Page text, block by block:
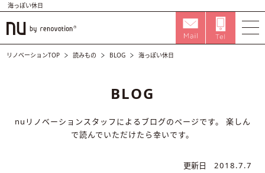
海っぽい休日
リノベーションTOP 読みもの BLOG 海っぽい休日
BLOG
nuリノベーションスタッフによるブログのページです。
楽しん
で読んでいただけたら幸いです。
更新日 2018.7.7